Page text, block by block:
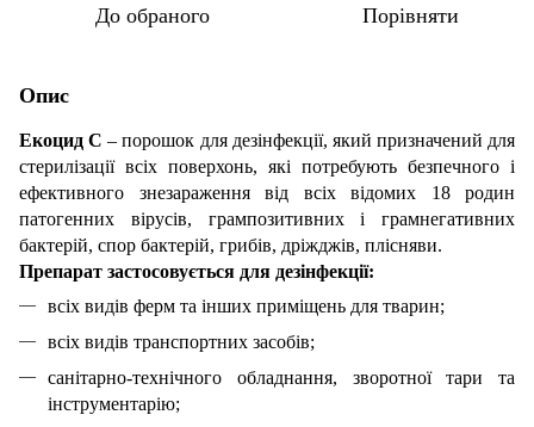
До обраного Порівняти
Опис
Екоцид С – порошок для дезінфекції, який призначений для
стерилізації всіх поверхонь, які потребують безпечного і
ефективного знезараження від всіх відомих 18 родин
патогенних вірусів, грампозитивних і грамнегативних
бактерій, спор бактерій, грибів, дріжджів, плісняви.
Препарат застосовується для дезінфекції:
всіх видів ферм та інших приміщень для тварин;
всіх видів транспортних засобів;
санітарно-технічного обладнання, зворотної тари та
інструментарію;